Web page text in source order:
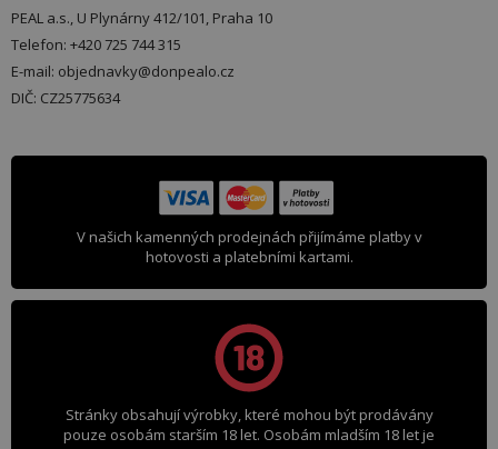
PEAL a.s., U Plynárny 412/101, Praha 10
Telefon: +420 725 744 315
E-mail: objednavky@donpealo.cz
DIČ: CZ25775634
V našich kamenných prodejnách přijímáme platby v
hotovosti a platebními kartami.
Stránky obsahují výrobky, které mohou být prodávány
pouze osobám starším 18 let. Osobám mladším 18 let je